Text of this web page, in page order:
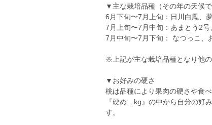
▼主な栽培品種（その年の天候で
6月下旬〜7月上旬：日川白鳳、
7月上旬〜7月中旬：あまとう2
7月中旬〜7月下旬： なつっこ、
※上記が主な栽培品種となり他
▼お好みの硬さ
桃は品種により果肉の硬さや食
『硬め…kg』の中から自分の好
す。